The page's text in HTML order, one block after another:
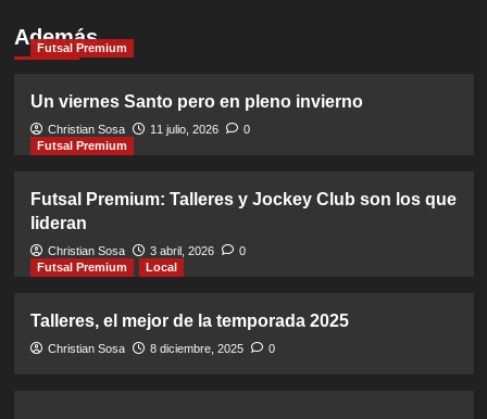
Además
Futsal Premium
Un viernes Santo pero en pleno invierno
Christian Sosa 11 julio, 2026
0
Futsal Premium
Futsal Premium: Talleres y Jockey Club son los que
lideran
Christian Sosa 3 abril, 2026
0
Futsal Premium
Local
Talleres, el mejor de la temporada 2025
Christian Sosa 8 diciembre, 2025 0